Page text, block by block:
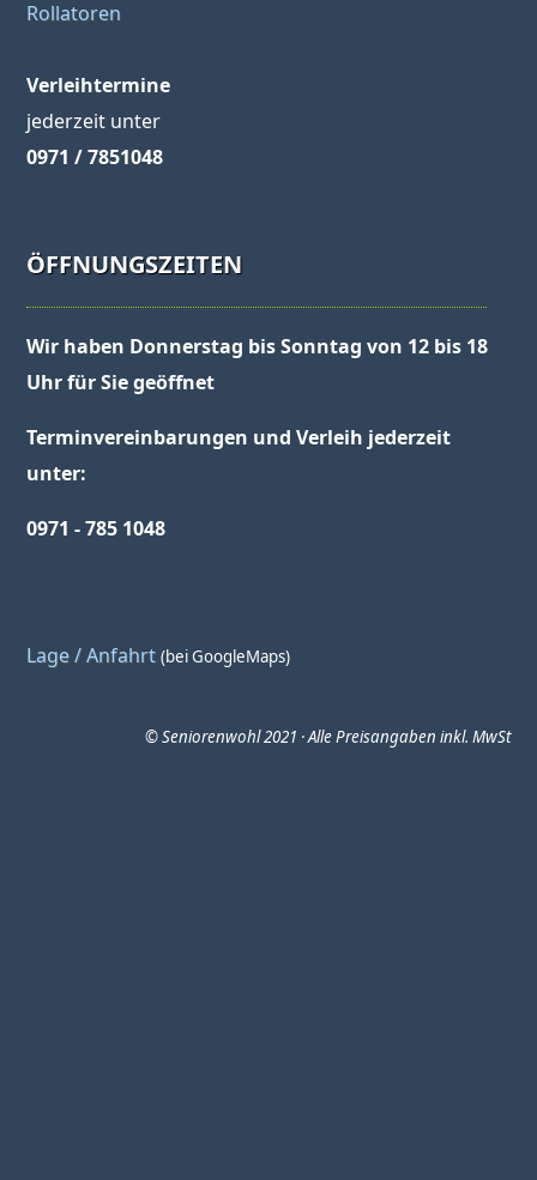
Rollatoren
Verleihtermine
jederzeit unter
0971 / 7851048
ÖFFNUNGSZEITEN
Wir haben Donnerstag bis Sonntag von 12 bis 18
Uhr für Sie geöffnet
Terminvereinbarungen und Verleih jederzeit
unter:
0971 - 785 1048
Lage / Anfahrt (bei GoogleMaps)
© Seniorenwohl 2021 · Alle Preisangaben inkl. MwSt